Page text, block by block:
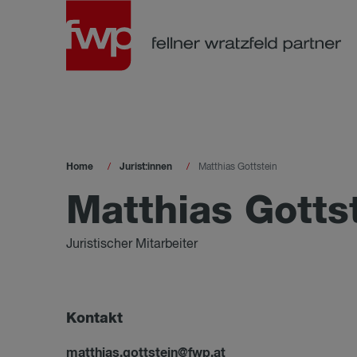
Home Jurist:innen Matthias Gottstein
Matthias
Juristischer Mitarbeiter
Kontakt
matthias.gottstein@fwp.at